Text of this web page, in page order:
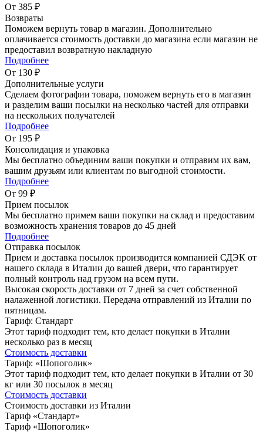
От 385 ₽
Возвраты
Поможем вернуть товар в магазин. Дополнительно
оплачивается стоимость доставки до магазина если магазин не
предоставил возвратную накладную
Подробнее
От 130 ₽
Дополнительные услуги
Сделаем фотографии товара, поможем вернуть его в магазин
и разделим ваши посылки на несколько частей для отправки
на нескольких получателей
Подробнее
От 195 ₽
Консолидация и упаковка
Мы бесплатно объединим ваши покупки и отправим их вам,
вашим друзьям или клиентам по выгодной стоимости.
Подробнее
От 99 ₽
Прием посылок
Мы бесплатно примем ваши покупки на склад и предоставим
возможность хранения товаров до 45 дней
Подробнее
Отправка посылок
Прием и доставка посылок производится компанией СДЭК от
нашего склада в Италии до вашей двери, что гарантирует
полный контроль над грузом на всем пути.
Высокая скорость доставки от 7 дней за счет собственной
налаженной логистики. Передача отправлений из Италии по
пятницам.
Тариф: Стандарт
Этот тариф подходит тем, кто делает покупки в Италии
несколько раз в месяц
Стоимость доставки
Тариф: «Шопоголик»
Этот тариф подходит тем, кто делает покупки в Италии от 30
кг или 30 посылок в месяц
Стоимость доставки
Стоимость доставки из Италии
Тариф «Стандарт»
Тариф «Шопоголик»